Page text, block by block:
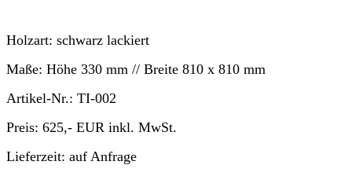
Holzart: schwarz lackiert
Maße: Höhe 330 mm // Breite 810 x 810 mm
Artikel-Nr.: TI-002
Preis: 625,- EUR inkl. MwSt.
Lieferzeit: auf Anfrage